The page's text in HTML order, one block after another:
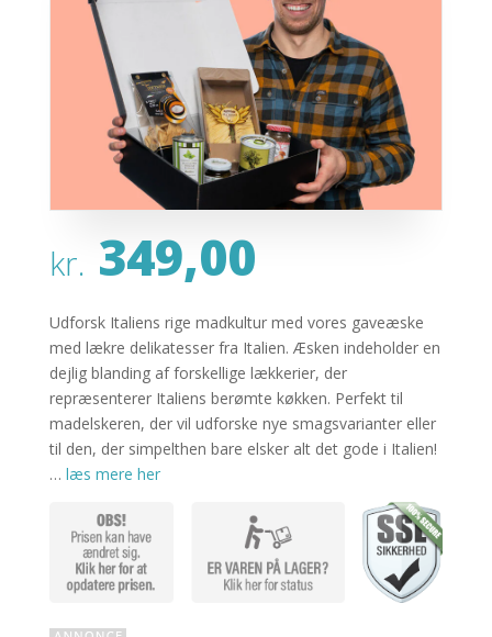
kr. 349,00
Udforsk Italiens rige madkultur med vores gaveæske
med lækre delikatesser fra Italien. Æsken indeholder en
dejlig blanding af forskellige lækkerier, der
repræsenterer Italiens berømte køkken. Perfekt til
madelskeren, der vil udforske nye smagsvarianter eller
til den, der simpelthen bare elsker alt det gode i Italien!
… læs mere her